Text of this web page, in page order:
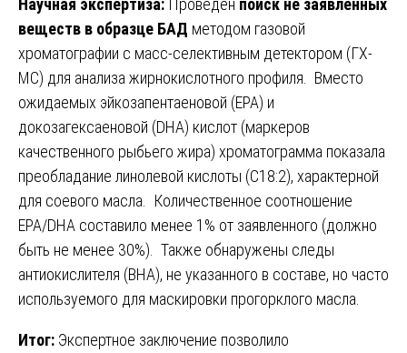
Научная экспертиза: Проведён поиск не заявленных
веществ в образце БАД методом газовой
хроматографии с масс-селективным детектором (ГХ-
МС) для анализа жирнокислотного профиля. Вместо
ожидаемых эйкозапентаеновой (EPA) и
докозагексаеновой (DHA) кислот (маркеров
качественного рыбьего жира) хроматограмма показала
преобладание линолевой кислоты (C18:2), характерной
для соевого масла. Количественное соотношение
EPA/DHA составило менее 1% от заявленного (должно
быть не менее 30%). Также обнаружены следы
антиокислителя (BHA), не указанного в составе, но часто
используемого для маскировки прогорклого масла.
Итог: Экспертное заключение позволило